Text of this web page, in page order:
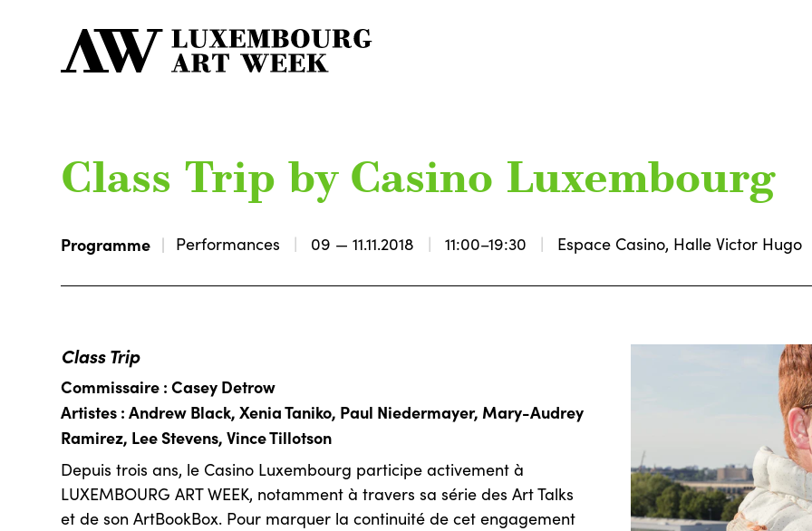
Class Trip by Casino Luxembourg
Programme Performances 09 — 11.11.2018 11:00–19:30 Espace Casino, Halle Victor Hugo
Class Trip
Commissaire : Casey Detrow
Artistes : Andrew Black, Xenia Taniko, Paul Niedermayer, Mary-Audrey
Ramirez, Lee Stevens, Vince Tillotson
Depuis trois ans, le Casino Luxembourg participe activement à
LUXEMBOURG ART WEEK, notamment à travers sa série des Art Talks
et de son ArtBookBox. Pour marquer la continuité de cet engagement